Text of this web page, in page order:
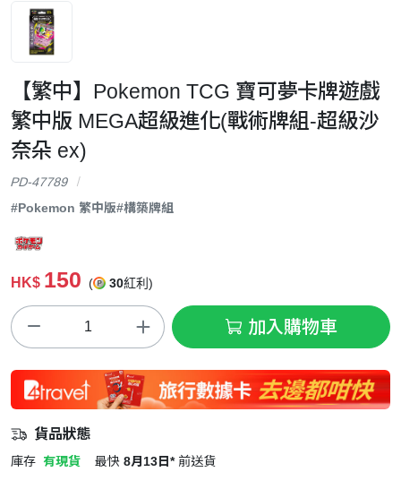
【繁中】Pokemon TCG 寶可夢卡牌遊戲
繁中版 MEGA超級進化(戰術牌組-超級沙
奈朵 ex)
PD-47789
#Pokemon 繁中版#構築牌組
HK$ 150 ( 30紅利)
加入購物車
貨品狀態
庫存 有現貨 最快 8月13日* 前送貨